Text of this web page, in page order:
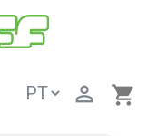
shopping_cart
